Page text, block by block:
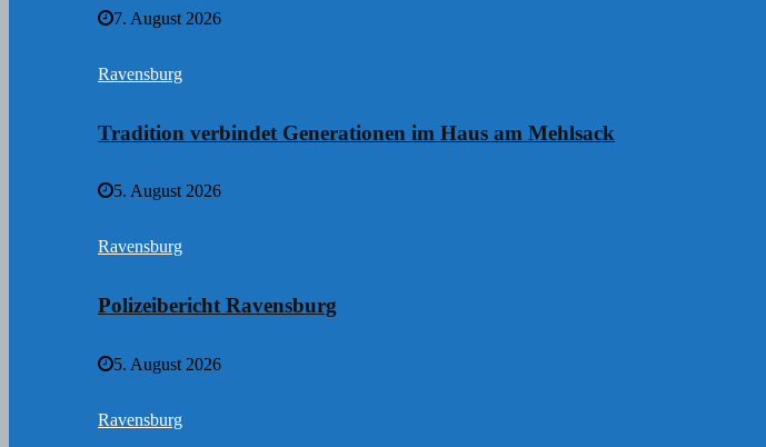
7. August 2026
Ravensburg
Tradition verbindet Generationen im Haus am Mehlsack
5. August 2026
Ravensburg
Polizeibericht Ravensburg
5. August 2026
Ravensburg